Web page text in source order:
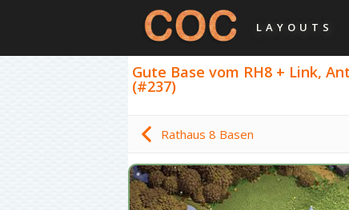
LAYOUTS
Gute Base vom RH8 + Link,
(#237)
Rathaus 8 Basen